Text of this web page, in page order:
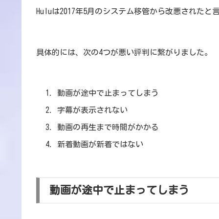
Huluは2017年5月のシステム移管から改悪されたと
具体的には、次の4つが悪い評判に繋がりました。
動画が途中で止まってしまう
字幕が表示されない
動画の再生まで時間がかかる
新着動画が新着ではない
動画が途中で止まってしまう